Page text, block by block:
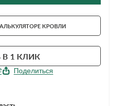
КРОВЛИ
В 1 КЛИК
Поделиться